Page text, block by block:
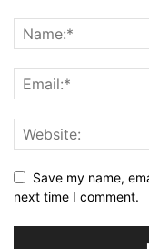
Save my name,
next time I comment.